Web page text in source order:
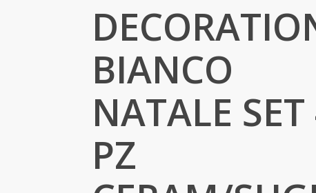
BIANCO
NATALE
PZ